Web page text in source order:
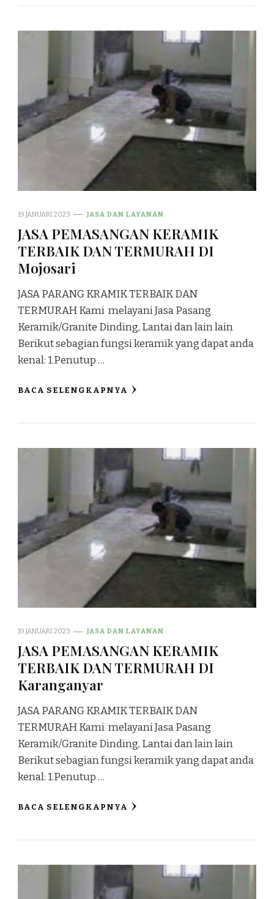
19 JANUARI 2023 JASA DAN LAYANAN
JASA PEMASANGAN KERAMIK
TERBAIK DAN TERMURAH DI
Mojosari
JASA PARANG KRAMIK TERBAIK DAN
TERMURAH Kami melayani Jasa Pasang
Keramik/Granite Dinding, Lantai dan lain lain
Berikut sebagian fungsi keramik yang dapat anda
kenal: 1.Penutup …
BACA SELENGKAPNYA
19 JANUARI 2023 JASA DAN LAYANAN
JASA PEMASANGAN KERAMIK
TERBAIK DAN TERMURAH DI
Karanganyar
JASA PARANG KRAMIK TERBAIK DAN
TERMURAH Kami melayani Jasa Pasang
Keramik/Granite Dinding, Lantai dan lain lain
Berikut sebagian fungsi keramik yang dapat anda
kenal: 1.Penutup …
BACA SELENGKAPNYA